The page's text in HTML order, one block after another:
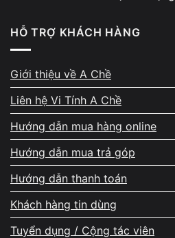
HỖ TRỢ KHÁCH HÀNG
Giới thiệu về A Chề
Liên hệ Vi Tính A Chề
Hướng dẫn mua hàng online
Hướng dẫn mua trả góp
Hướng dẫn thanh toán
Khách hàng tin dùng
Tuyển dụng / Cộng tác viên